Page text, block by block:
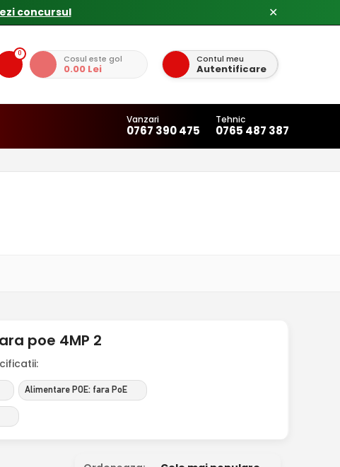
✕
0 Cosul este gol
0.00 Lei
Contul meu
Autentificare
Vanzari
0767 390 475
Tehnic
0765 487 387
poe 4MP 2
Alimentare POE: fara PoE